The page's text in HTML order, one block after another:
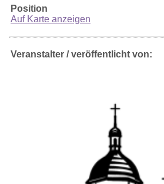
Position
Auf Karte anzeigen
Veranstalter / veröffentlicht von: